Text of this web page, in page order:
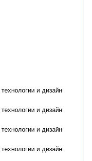
и дизайн
и дизайн
и дизайн
и дизайн